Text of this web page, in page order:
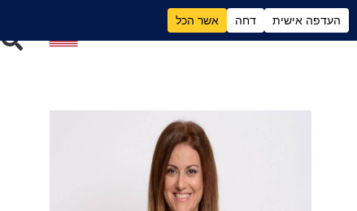
גירושים וכסף